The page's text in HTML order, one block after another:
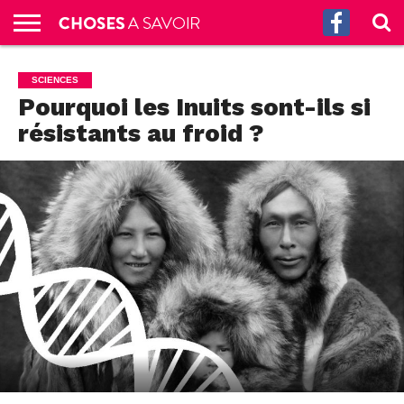
CULTURE
G.
SCIENCES
SANTÉ
HISTOIRE
ÉCONOMIE
INCROYABLE
!
TECH
AUTRES
S’ABONNER
AUX
PODCASTS
CONTACT
A
PROPOS
SCIENCES
Pourquoi les Inuits sont-ils si
résistants au froid ?